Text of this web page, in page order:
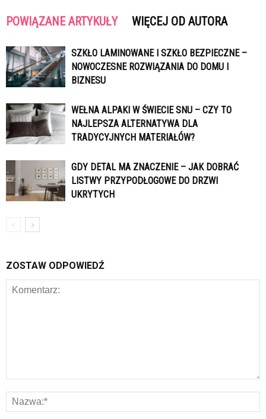
POWIĄZANE ARTYKUŁY WIĘCEJ OD AUTORA
SZKŁO LAMINOWANE I SZKŁO BEZPIECZNE –
NOWOCZESNE ROZWIĄZANIA DO DOMU I
BIZNESU
WEŁNA ALPAKI W ŚWIECIE SNU – CZY TO
NAJLEPSZA ALTERNATYWA DLA
TRADYCYJNYCH MATERIAŁÓW?
GDY DETAL MA ZNACZENIE – JAK DOBRAĆ
LISTWY PRZYPODŁOGOWE DO DRZWI
UKRYTYCH
ZOSTAW ODPOWIEDŹ